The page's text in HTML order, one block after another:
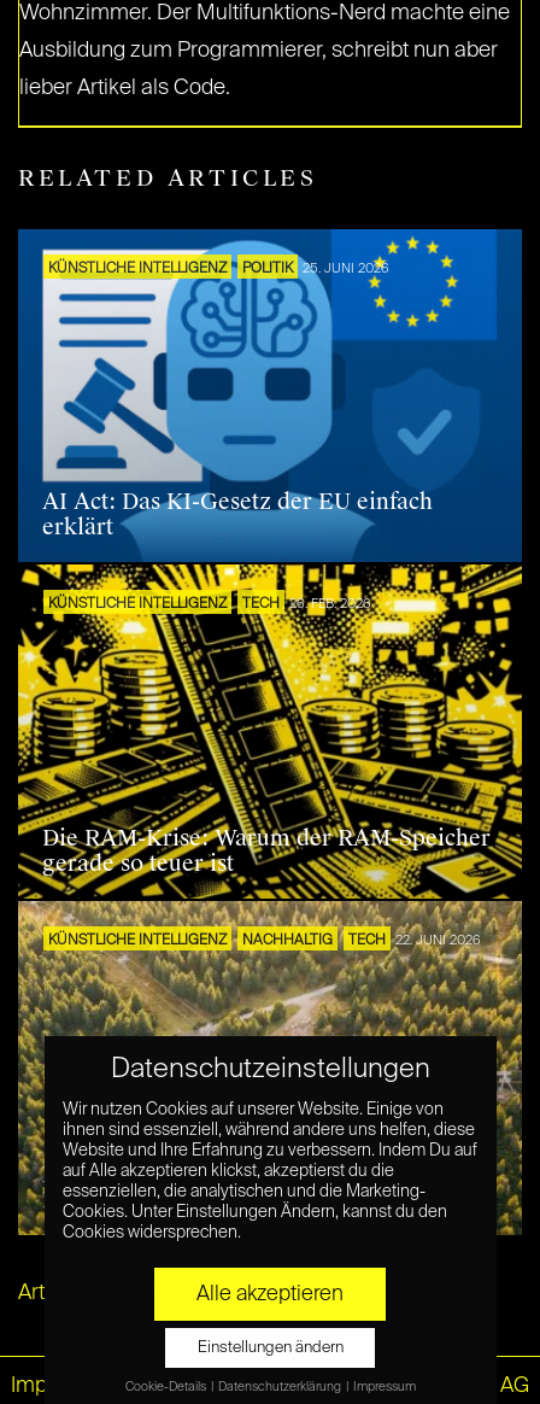
Wohnzimmer. Der Multifunktions-Nerd machte eine
Ausbildung zum Programmierer, schreibt nun aber
lieber Artikel als Code.
RELATED ARTICLES
KÜNSTLICHE INTELLIGENZ POLITIK 25. JUNI 2026
AI Act: Das KI-Gesetz der EU einfach
erklärt
KÜNSTLICHE INTELLIGENZ TECH 26. FEB. 2026
Die RAM-Krise: Warum der RAM-Speicher
gerade so teuer ist
KÜNSTLICHE INTELLIGENZ NACHHALTIG TECH 22. JUNI 2026
Der ökologische Fußabdruck der
Rechenzentren
Artikel per E-Mail verschicken
Impressum |Datenschutz © Netzpiloten AG
Datenschutzeinstellungen
Wir nutzen Cookies auf unserer Website. Einige von
ihnen sind essenziell, während andere uns helfen, diese
Website und Ihre Erfahrung zu verbessern. Indem Du auf
auf Alle akzeptieren klickst, akzeptierst du die
essenziellen, die analytischen und die Marketing-
Cookies. Unter Einstellungen Ändern, kannst du den
Cookies widersprechen.
Alle akzeptieren
Einstellungen ändern
Cookie-Details Datenschutzerklärung Impressum